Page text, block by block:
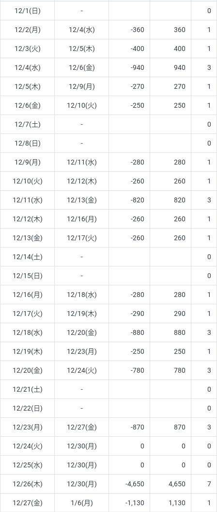
12/1(日) - 0
12/2(月) 12/4(水) -360 360 1
12/3(火) 12/5(木) -400 400 1
12/4(水) 12/6(金) -940 940 3
12/5(木) 12/9(月) -270 270 1
12/6(金) 12/10(火) -250 250 1
12/7(土) - 0
12/8(日) - 0
12/9(月) 12/11(水) -280 280 1
12/10(火) 12/12(木) -260 260 1
12/11(水) 12/13(金) -820 820 3
12/12(木) 12/16(月) -260 260 1
12/13(金) 12/17(火) -260 260 1
12/14(土) - 0
12/15(日) - 0
12/16(月) 12/18(水) -280 280 1
12/17(火) 12/19(木) -290 290 1
12/18(水) 12/20(金) -880 880 3
12/19(木) 12/23(月) -250 250 1
12/20(金) 12/24(火) -780 780 3
12/21(土) - 0
12/22(日) - 0
12/23(月) 12/27(金) -870 870 3
12/24(火) 12/30(月) 0 0 0
12/25(水) 12/30(月) 0 0 0
12/26(木) 12/30(月) -4,650 4,650 7
12/27(金) 1/6(月) -1,130 1,130 1